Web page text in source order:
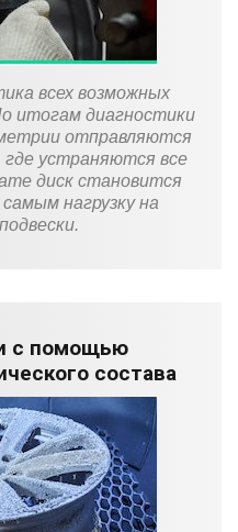
всех возможных
итогам диагностики
отправляются
где устраняются все
диск становится
нагрузку на
с помощью
состава